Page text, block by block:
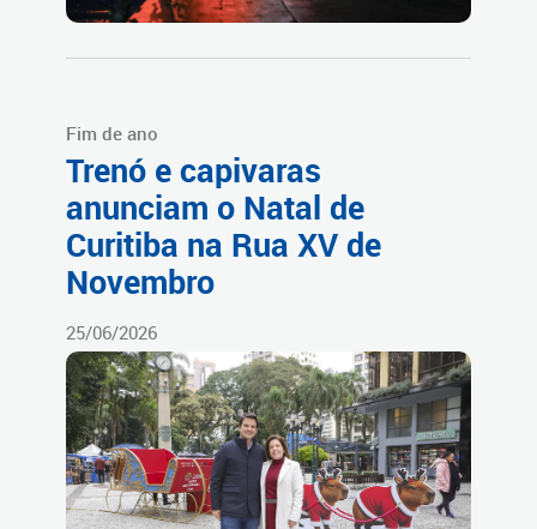
Fim de ano
Trenó e capivaras
anunciam o Natal de
Curitiba na Rua XV de
Novembro
25/06/2026